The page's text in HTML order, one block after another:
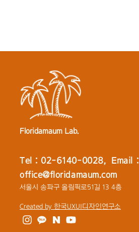
Floridamaum Lab.
Tel : 02-6140-0028, Email :
office@floridamaum.com
서울시 송파구 올림픽로51길 13 4층
Created by 한국UXUI디자인연구소